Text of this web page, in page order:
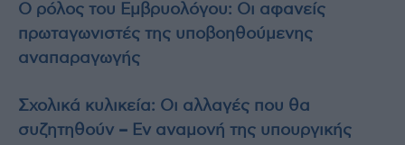
Ο ρόλος του Εμβρυολόγου: Οι αφανείς
πρωταγωνιστές της υποβοηθούμενης
αναπαραγωγής
Σχολικά κυλικεία: Οι αλλαγές που θα
συζητηθούν – Εν αναμονή της υπουργικής